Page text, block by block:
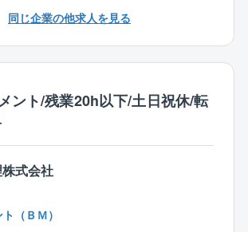
業者と工事の進め方等の打ち合わせ
算管理
の作成
愛知県がメインとなりますので長期の
】
びを提供する仕事
同じ企業の他求人を見る
ント/残業20h以下/土日祝休/転
式会社
（ＢＭ）